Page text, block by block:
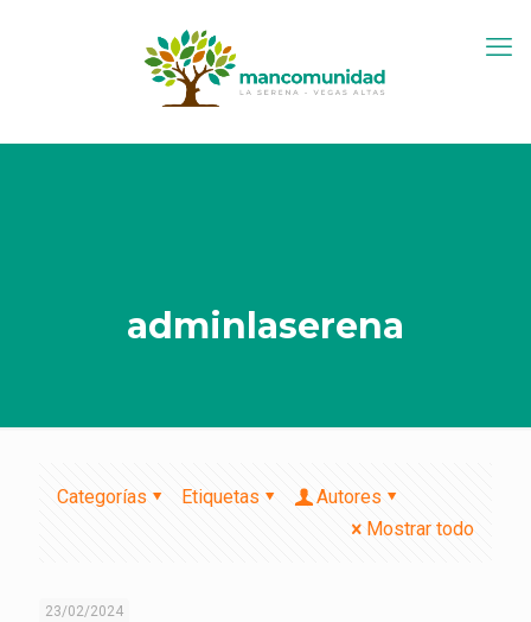
adminlaserena
Categorías Etiquetas
Autores
Mostrar todo
23/02/2024